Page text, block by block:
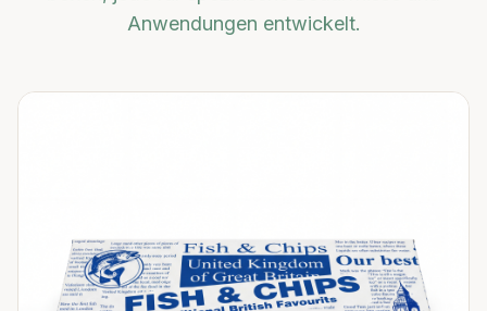
Anwendungen entwickelt.